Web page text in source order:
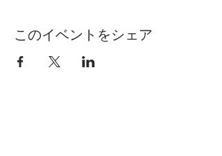
このイベントをシェア